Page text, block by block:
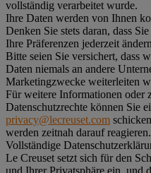
vollständig verarbeitet wurde.
Ihre Daten werden von Ihnen
Denken Sie stets daran, dass
Ihre Präferenzen jederzeit
Bitte seien Sie versichert, dass
Daten niemals an andere
Marketingzwecke weiterleiten
Für weitere Informationen oder
Datenschutzrechte können Sie
privacy@lecreuset.com
werden zeitnah darauf reagieren.
Vollständige
Le Creuset setzt sich für den
und Ihrer Privatsphäre ein, und